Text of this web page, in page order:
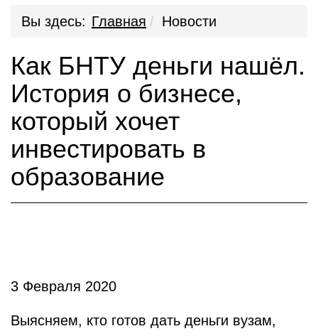
Вы здесь: Главная Новости
Как БНТУ деньги нашёл.
История о бизнесе,
который хочет
инвестировать в
образование
3 Февраля 2020
Выясняем, кто готов дать деньги вузам,